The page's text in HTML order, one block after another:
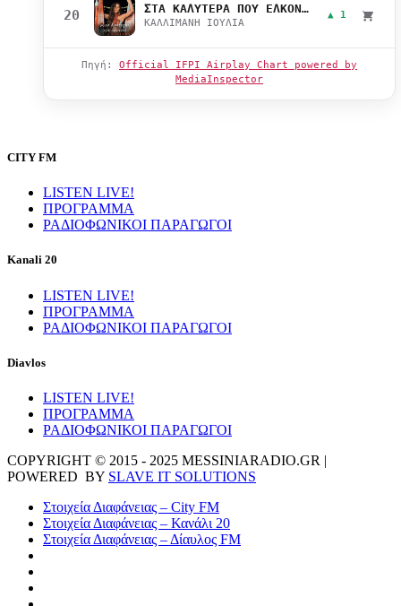
20 ΣΤΑ ΚΑΛΥΤΕΡΑ ΠΟΥ ΕΛΚΟΝΤΑΙ
ΚΑΛΛΙΜΑΝΗ ΙΟΥΛΙΑ
▲ 1
Πηγή: Official IFPI Airplay Chart powered by
MediaInspector
CITY FM
LISTEN LIVE!
ΠΡΟΓΡΑΜΜΑ
ΡΑΔΙΟΦΩΝΙΚΟΙ ΠΑΡΑΓΩΓΟΙ
Kanali 20
LISTEN LIVE!
ΠΡΟΓΡΑΜΜΑ
ΡΑΔΙΟΦΩΝΙΚΟΙ ΠΑΡΑΓΩΓΟΙ
Diavlos
LISTEN LIVE!
ΠΡΟΓΡΑΜΜΑ
ΡΑΔΙΟΦΩΝΙΚΟΙ ΠΑΡΑΓΩΓΟΙ
COPYRIGHT © 2015 - 2025 MESSINIARADIO.GR |
POWERED BY SLAVE IT SOLUTIONS
Στοιχεία Διαφάνειας – City FM
Στοιχεία Διαφάνειας – Κανάλι 20
Στοιχεία Διαφάνειας – Δίαυλος FM